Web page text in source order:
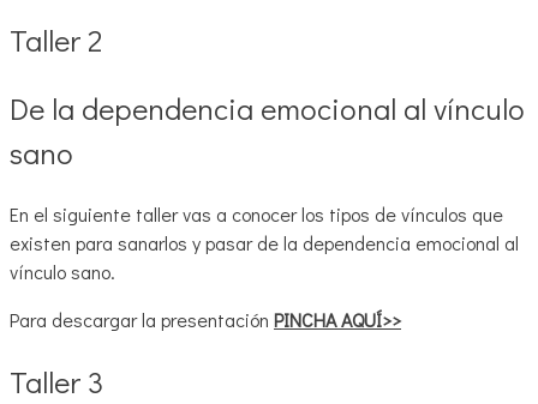
Taller 2
De la dependencia emocional al vínculo
sano
En el siguiente taller vas a conocer los tipos de vínculos que
existen para sanarlos y pasar de la dependencia emocional al
vínculo sano.
Para descargar la presentación PINCHA AQUÍ>>
Taller 3